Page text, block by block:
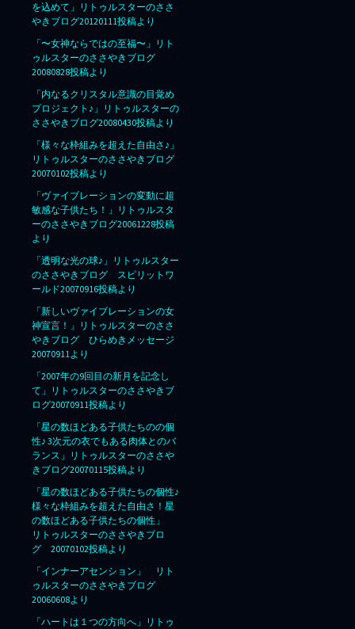
を込めて」リトゥルスターのささ
やきブログ20120111投稿より
「〜女神ならではの至福〜」リト
ゥルスターのささやきブログ
20080828投稿より
「内なるクリスタル意識の目覚め
プロジェクト♪」リトゥルスターの
ささやきブログ20080430投稿より
「様々な枠組みを超えた自由さ♪」
リトゥルスターのささやきブログ
20070102投稿より
「ヴァイブレーションの変動に超
敏感な子供たち！」リトゥルスタ
ーのささやきブログ20061228投稿
より
「透明な光の球♪」リトゥルスター
のささやきブログ スピリットワ
ールド20070916投稿より
「新しいヴァイブレーションの女
神宣言！」リトゥルスターのささ
やきブログ ひらめきメッセージ
20070911より
「2007年の9回目の新月を記念し
て」リトゥルスターのささやきブ
ログ20070911投稿より
「星の数ほどある子供たちのの個
性♪ 3次元の衣でもある肉体とのバ
ランス」リトゥルスターのささや
きブログ20070115投稿より
「星の数ほどある子供たちの個性♪
様々な枠組みを超えた自由さ！星
の数ほどある子供たちの個性」
リトゥルスターのささやきブロ
グ 20070102投稿より
「インナーアセンション」 リト
ゥルスターのささやきブログ
20060608より
「ハートは１つの方向へ」リトゥ